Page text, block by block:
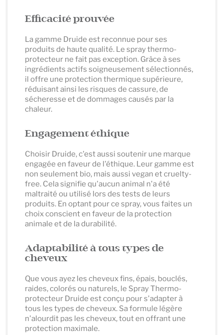
Efficacité prouvée
La gamme Druide est reconnue pour ses
produits de haute qualité. Le spray thermo-
protecteur ne fait pas exception. Grâce à ses
ingrédients actifs soigneusement sélectionnés,
il offre une protection thermique supérieure,
réduisant ainsi les risques de cassure, de
sécheresse et de dommages causés par la
chaleur.
Engagement éthique
Choisir Druide, c'est aussi soutenir une marque
engagée en faveur de l'éthique. Leur gamme est
non seulement bio, mais aussi vegan et cruelty-
free. Cela signifie qu'aucun animal n'a été
maltraité ou utilisé lors des tests de leurs
produits. En optant pour ce spray, vous faites un
choix conscient en faveur de la protection
animale et de la durabilité.
Adaptabilité à tous types de
cheveux
Que vous ayez les cheveux fins, épais, bouclés,
raides, colorés ou naturels, le Spray Thermo-
protecteur Druide est conçu pour s'adapter à
tous les types de cheveux. Sa formule légère
n'alourdit pas les cheveux, tout en offrant une
protection maximale.